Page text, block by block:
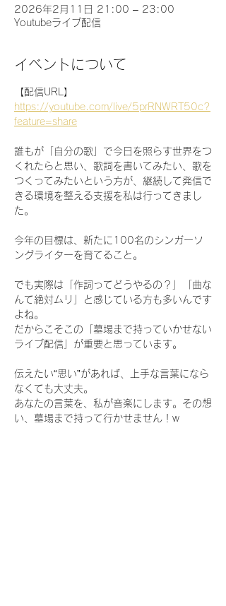
2026年2月11日 21:00 – 23:00
Youtubeライブ配信
イベントについて
【配信URL】
https://youtube.com/live/5prRNWRT50c?
feature=share
誰もが「自分の歌」で今日を照らす世界をつ
くれたらと思い、歌詞を書いてみたい、歌を
つくってみたいという方が、継続して発信で
きる環境を整える支援を私は行ってきまし
た。
今年の目標は、新たに100名のシンガーソ
ングライターを育てること。
でも実際は「作詞ってどうやるの？」「曲な
んて絶対ムリ」と感じている方も多いんです
よね。
だからこそこの「墓場まで持っていかせない
ライブ配信」が重要と思っています。
伝えたい“思い”があれば、上手な言葉になら
なくても大丈夫。
あなたの言葉を、私が音楽にします。その想
い、墓場まで持って行かせません！w